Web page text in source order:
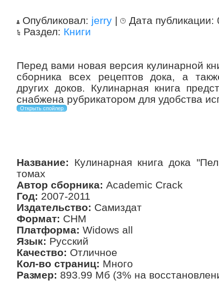
Опубликовал: jerry | Дата публикации:
Раздел: Книги
Перед вами новая версия кулинарной
сборника всех рецептов дока, а
других доков. Кулинарная книга
снабжена рубрикатором для удобства
Название: Кулинарная книга дока
томах
Автор сборника: Academic Crack
Год: 2007-2011
Издательство: Самиздат
Формат: CHM
Платформа: Widows all
Язык: Русский
Качество: Отличное
Кол-во страниц: Много
Размер: 893.99 Мб (3% на